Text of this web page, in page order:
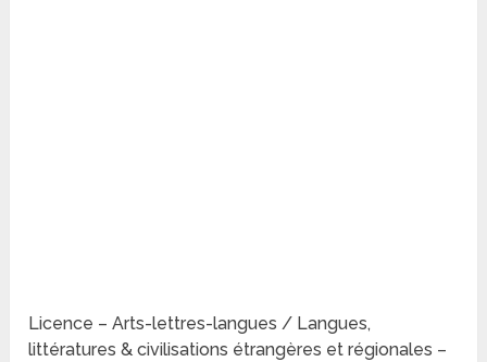
Licence – Arts-lettres-langues / Langues,
littératures & civilisations étrangères et régionales –